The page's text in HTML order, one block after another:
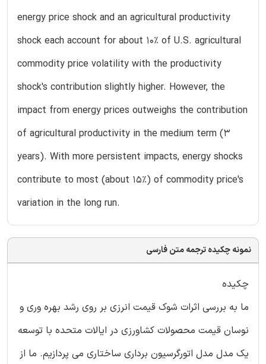
energy price shock and an agricultural productivity
shock each account for about 10% of U.S. agricultural
commodity price volatility with the productivity
shock's contribution slightly higher. However, the
impact from energy prices outweighs the contribution
of agricultural productivity in the medium term (3
years). With more persistent impacts, energy shocks
contribute to most (about 15%) of commodity price's
variation in the long run.
نمونه چکیده ترجمه متن فارسی
چکیده
ما به بررسی اثرات شوک قیمت انرزی بر روی رشد بهره وری و
نوسان قیمت محصولات کشاورزی در ایالات متحده با توسعه
یک مدل مدل اتورگرسیون برداری ساختاری می پردازیم. ما از